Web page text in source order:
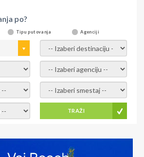
po?
Tipu putovanja Agenciji
- izaberi destinaciju -
- izaberi agenciju -
- Izaberite smestaj -
TRAŽI